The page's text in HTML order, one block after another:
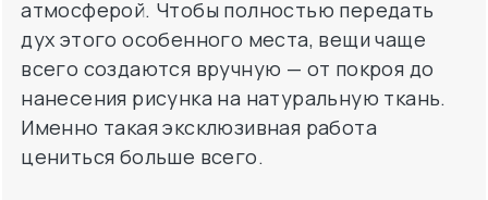
атмосферой. Чтобы полностью передать
дух этого особенного места, вещи чаще
всего создаются вручную — от покроя до
нанесения рисунка на натуральную ткань.
Именно такая эксклюзивная работа
цениться больше всего.